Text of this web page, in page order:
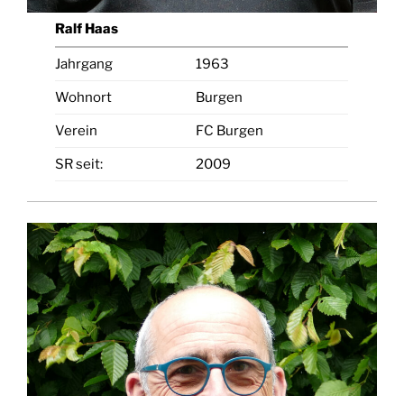
Ralf Haas
Jahrgang 1963
Wohnort Burgen
Verein FC Burgen
SR seit: 2009